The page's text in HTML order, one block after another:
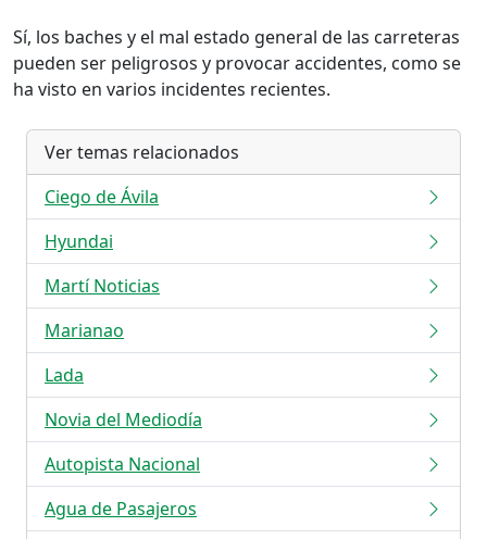
Sí, los baches y el mal estado general de las carreteras
pueden ser peligrosos y provocar accidentes, como se
ha visto en varios incidentes recientes.
Ver temas relacionados
Ciego de Ávila
Hyundai
Martí Noticias
Marianao
Lada
Novia del Mediodía
Autopista Nacional
Agua de Pasajeros